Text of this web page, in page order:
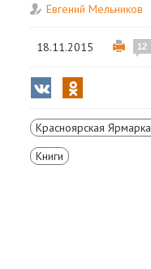
Евгений Мельников
18.11.2015 12
Книги